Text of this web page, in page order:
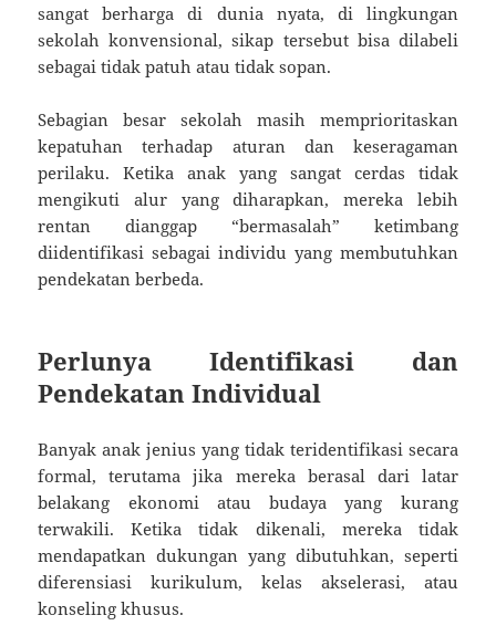
sangat berharga di dunia nyata, di lingkungan
sekolah konvensional, sikap tersebut bisa dilabeli
sebagai tidak patuh atau tidak sopan.
Sebagian besar sekolah masih memprioritaskan
kepatuhan terhadap aturan dan keseragaman
perilaku. Ketika anak yang sangat cerdas tidak
mengikuti alur yang diharapkan, mereka lebih
rentan dianggap “bermasalah” ketimbang
diidentifikasi sebagai individu yang membutuhkan
pendekatan berbeda.
Perlunya Identifikasi dan
Pendekatan Individual
Banyak anak jenius yang tidak teridentifikasi secara
formal, terutama jika mereka berasal dari latar
belakang ekonomi atau budaya yang kurang
terwakili. Ketika tidak dikenali, mereka tidak
mendapatkan dukungan yang dibutuhkan, seperti
diferensiasi kurikulum, kelas akselerasi, atau
konseling khusus.